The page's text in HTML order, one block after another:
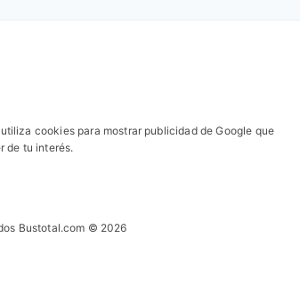
cookies para mostrar publicidad de Google que
de tu interés.
Bustotal.com © 2026